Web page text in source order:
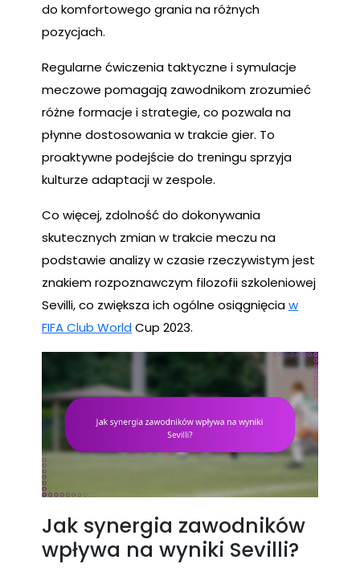
do komfortowego grania na różnych
pozycjach.
Regularne ćwiczenia taktyczne i symulacje
meczowe pomagają zawodnikom zrozumieć
różne formacje i strategie, co pozwala na
płynne dostosowania w trakcie gier. To
proaktywne podejście do treningu sprzyja
kulturze adaptacji w zespole.
Co więcej, zdolność do dokonywania
skutecznych zmian w trakcie meczu na
podstawie analizy w czasie rzeczywistym jest
znakiem rozpoznawczym filozofii szkoleniowej
Sevilli, co zwiększa ich ogólne osiągnięciaw
FIFA Club World Cup 2023.
Jak synergia zawodników
wpływa na wyniki Sevilli?